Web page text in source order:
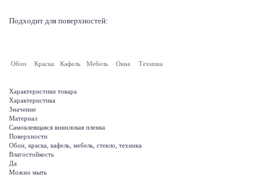
Подходит для поверхностей:
Обои Краска Кафель Мебель Окна Техника
Характеристики товара
Характеристика
Значение
Материал
Самоклеящаяся виниловая пленка
Поверхности
Обои, краска, кафель, мебель, стекло, техника
Влагостойкость
Да
Можно мыть